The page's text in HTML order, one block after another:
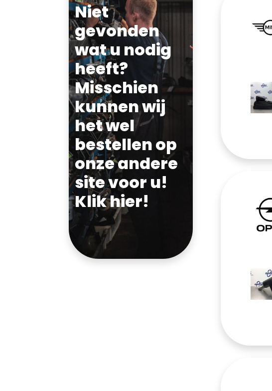
Niet
gevonden
wat u nodig
heeft?
Misschien
kunnen wij
het wel
bestellen op
onze andere
site voor u!
Klik hier!